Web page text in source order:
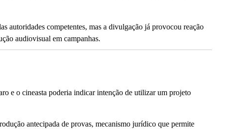
autoridades competentes, mas a divulgação já provocou reação
audiovisual em campanhas.
e o cineasta poderia indicar intenção de utilizar um projeto
antecipada de provas, mecanismo jurídico que permite